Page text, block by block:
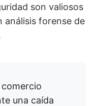
son valiosos
análisis forense de
una caída